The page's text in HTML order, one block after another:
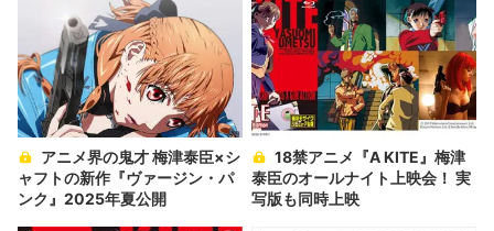
ャフトの新作『ヴァージン・パ
ンク』2025年夏公開
泰臣のオールナイト上映会！ 実
写版も同時上映